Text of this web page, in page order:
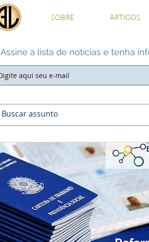
SOBRE ARTIGOS
Assine a lista de notícias e tenha